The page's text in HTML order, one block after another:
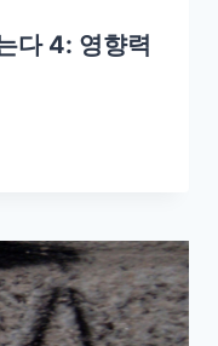
다 4: 영향력